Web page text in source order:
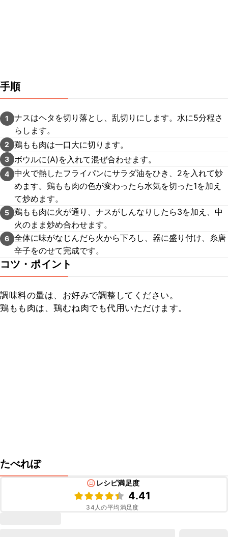
手順
1
ナスはヘタを切り落とし、乱切りにします。水に5分程さ
らします。
2 鶏もも肉は一口大に切ります。
3 ボウルに(A)を入れて混ぜ合わせます。
4 中火で熱したフライパンにサラダ油をひき、2を入れて炒
めます。鶏もも肉の色が変わったら水気を切った1を加え
て炒めます。
5 鶏もも肉に火が通り、ナスがしんなりしたら3を加え、中
火のまま炒め合わせます。
6 全体に味がなじんだら火から下ろし、器に盛り付け、糸唐
辛子をのせて完成です。
コツ・ポイント
調味料の量は、お好みで調整してください。
鶏もも肉は、鶏むね肉でも代用いただけます。
たべれぽ
レシピ満足度
4.41
34 人の平均満足度